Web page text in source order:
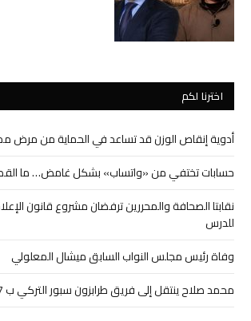
اخترنا لكم
أدوية إنقاص الوزن قد تساعد في الحماية من مرض
حسابات تختفي من «واتساب» بشكل غامض… ما
نقابتا الصحافة والمحررين ترفضان مشروع قانون
للدرس
وفاة رئيس مجلس النواب السابق ميشال المعلولي
محمد صلاح ينتقل إلى فريق طرابزون سبور التركي ب 17 مليون يورو